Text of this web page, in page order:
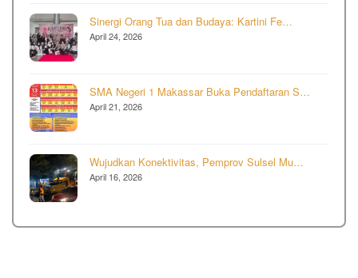
Sinergi Orang Tua dan Budaya: Kartini Fe…
April 24, 2026
SMA Negeri 1 Makassar Buka Pendaftaran S…
April 21, 2026
Wujudkan Konektivitas, Pemprov Sulsel Mu…
April 16, 2026